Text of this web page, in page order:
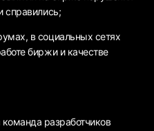
справились;
в социальных сетях
биржи и качестве
разработчиков